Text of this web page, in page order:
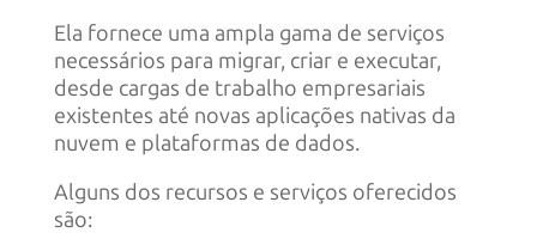
Ela fornece uma ampla gama de serviços
necessários para migrar, criar e executar,
desde cargas de trabalho empresariais
existentes até novas aplicações nativas da
nuvem e plataformas de dados.
Alguns dos recursos e serviços oferecidos
são: